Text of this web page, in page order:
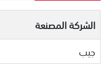
الشركة المصنعة
جيب